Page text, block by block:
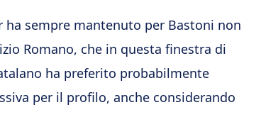
ha sempre mantenuto per Bastoni non
Romano, che in questa finestra di
ha preferito probabilmente
per il profilo, anche considerando